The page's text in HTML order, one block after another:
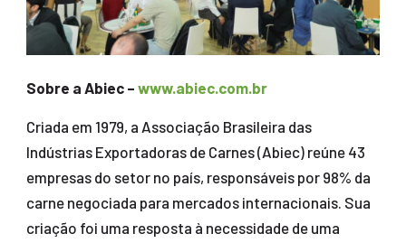
Sobre a Abiec – www.abiec.com.br
Criada em 1979, a Associação Brasileira das
Indústrias Exportadoras de Carnes (Abiec) reúne 43
empresas do setor no país, responsáveis por 98% da
carne negociada para mercados internacionais. Sua
criação foi uma resposta à necessidade de uma